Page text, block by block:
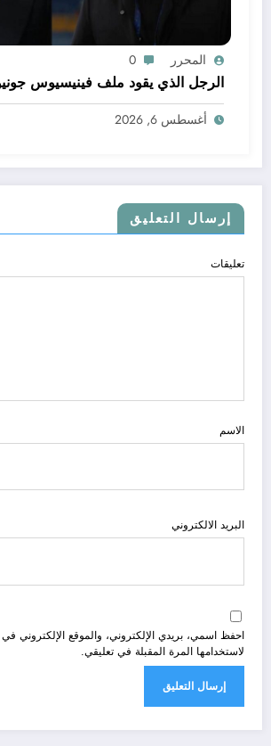
المحرر 0
الرجل الذي يقود ملف فينيسيوس
أغسطس 6, 2026
إرسال التعليق
تعليقات
الاسم
البريد الالكتروني
احفظ اسمي، بريدي الإلكتروني، والموقع الإلكتروني
لاستخدامها المرة المقبلة في تعليقي.